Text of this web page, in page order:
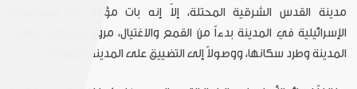
مدينة القدس الشرقية المحتلة، إلاّ إنه بات مؤخراً رمزاً للسياسات
الإسرائيلية في المدينة بدءاً من القمع والاغتيال، مروراً بمحاولات تهويد
المدينة وطرد سكانها، ووصولاً إلى التضييق على المدينة اقتصادياً.